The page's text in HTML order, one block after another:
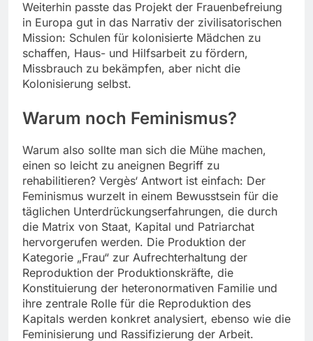
Weiterhin passte das Projekt der Frauenbefreiung
in Europa gut in das Narrativ der zivilisatorischen
Mission: Schulen für kolonisierte Mädchen zu
schaffen, Haus- und Hilfsarbeit zu fördern,
Missbrauch zu bekämpfen, aber nicht die
Kolonisierung selbst.
Warum noch Feminismus?
Warum also sollte man sich die Mühe machen,
einen so leicht zu aneignen Begriff zu
rehabilitieren? Vergès‘ Antwort ist einfach: Der
Feminismus wurzelt in einem Bewusstsein für die
täglichen Unterdrückungserfahrungen, die durch
die Matrix von Staat, Kapital und Patriarchat
hervorgerufen werden. Die Produktion der
Kategorie „Frau“ zur Aufrechterhaltung der
Reproduktion der Produktionskräfte, die
Konstituierung der heteronormativen Familie und
ihre zentrale Rolle für die Reproduktion des
Kapitals werden konkret analysiert, ebenso wie die
Feminisierung und Rassifizierung der Arbeit.